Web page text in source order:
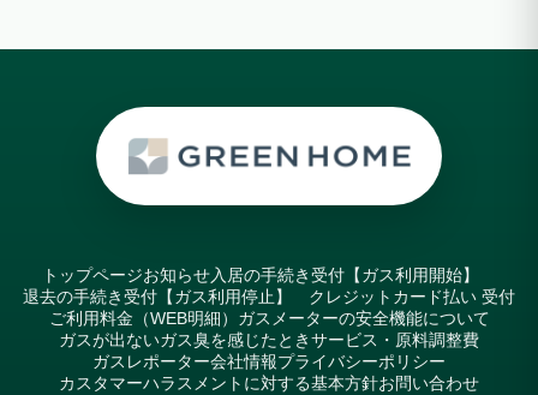
トップページお知らせ入居の手続き受付【ガス利用開始】
退去の手続き受付【ガス利用停止】 クレジットカード払い 受付
ご利用料金（WEB明細） ガスメーターの安全機能について
ガスが出ないガス臭を感じたときサービス・原料調整費
ガスレポーター会社情報プライバシーポリシー
カスタマーハラスメントに対する基本方針お問い合わせ